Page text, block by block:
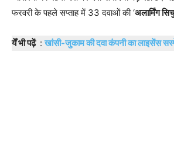
फरवरी के पहले सप्ताह में 33 दवाओं की ‘अलार्मिंग
येँ भी पढ़ें : खांसी-जुकाम की दवा कंपनी का लाइसेंस